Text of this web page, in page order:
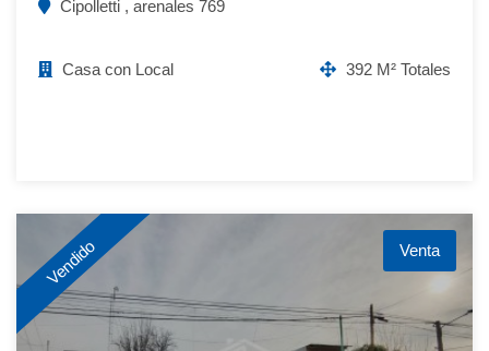
Cipolletti , arenales 769
Casa con Local 392 M² Totales
Vendido Venta